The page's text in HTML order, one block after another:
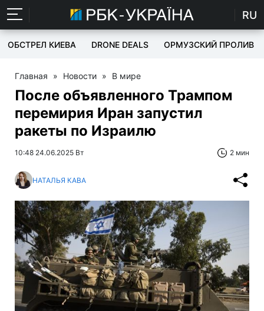
RU
ОБСТРЕЛ КИЕВА DRONE DEALS ОРМУЗСКИЙ ПРОЛИВ
Главная » Новости » В мире
После объявленного Трампом
перемирия Иран запустил
ракеты по Израилю
10:48 24.06.2025 Вт 2 мин
НАТАЛЬЯ КАВА